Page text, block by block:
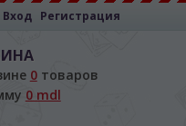
Вход Регистрация
0товаров
0 mdl